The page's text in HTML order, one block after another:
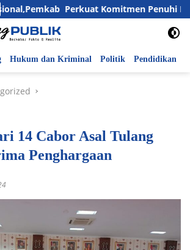
Perkuat Komitmen Penuhi Hak dan
Hukum dan Kriminal Politik Pendidikan
14 Cabor Asal Tulang
Penghargaan